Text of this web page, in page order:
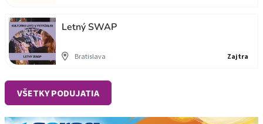
Letný SWAP
Bratislava Zajtra
VŠETKY PODUJATIA